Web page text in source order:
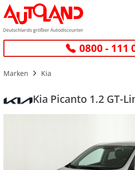
0800 - 111
Marken Kia
Kia Picanto 1.2 GT-